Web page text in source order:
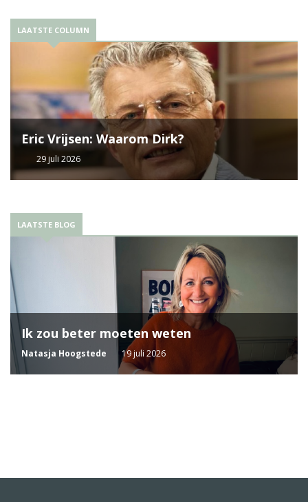
LAATSTE COLUMN
Eric Vrijsen: Waarom Dirk?
29 juli 2026
LAATSTE BLOG
Ik zou beter moeten weten
Natasja Hoogstede 19 juli 2026